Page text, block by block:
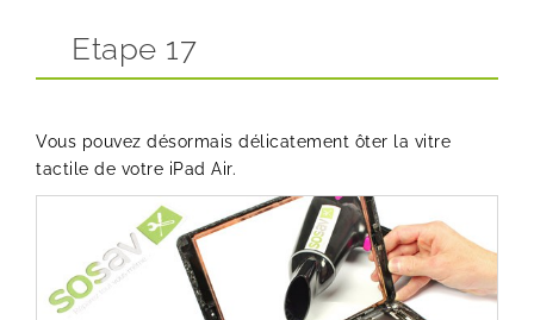
Etape 17
Vous pouvez désormais délicatement ôter la vitre
tactile de votre iPad Air.